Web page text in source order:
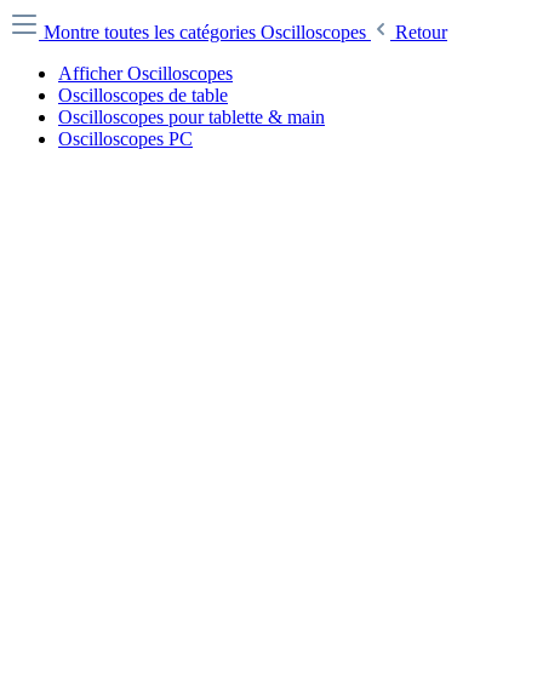
Montre toutes les catégories Oscilloscopes
Retour
Afficher Oscilloscopes
Oscilloscopes de table
Oscilloscopes pour tablette & main
Oscilloscopes PC